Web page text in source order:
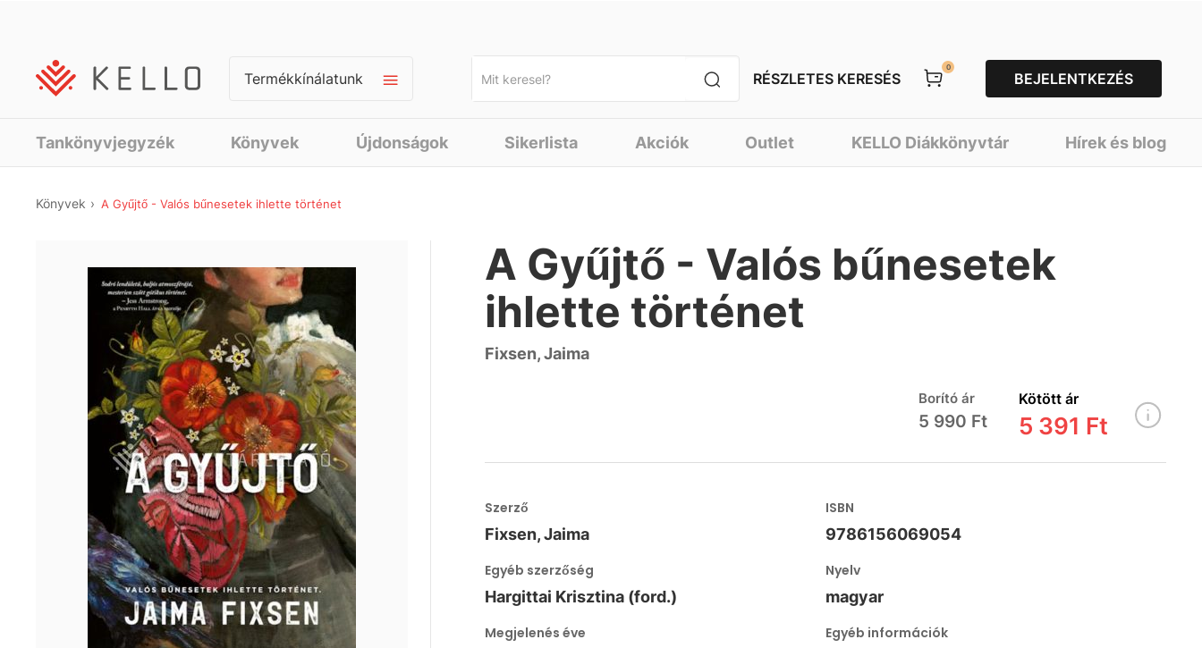
Termékkínálatunk RÉSZLETES KERESÉS
0
BEJELENTKEZÉS
Tankönyvjegyzék Könyvek Újdonságok Sikerlista Akciók Outlet KELLO Diákkönyvtár Hírek és blog
Könyvek A Gyűjtő - Valós bűnesetek ihlette történet
A Gyűjtő - Valós bűnesetek
ihlette történet
Fixsen, Jaima
Borító ár
5 990 Ft
Kötött ár
5 391 Ft
Szerző
Fixsen, Jaima
ISBN
9786156069054
Egyéb szerzőség
Hargittai Krisztina (ford.)
Nyelv
magyar
Megjelenés éve Egyéb információk